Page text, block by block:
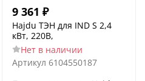
9 361 ₽
Hajdu ТЭН для IND S 2,4
кВт, 220B,
Нет в наличии
Артикул 6104550187